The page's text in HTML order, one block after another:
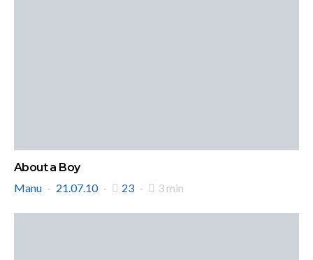
About a Boy
Manu
21.07.10 23 3 min